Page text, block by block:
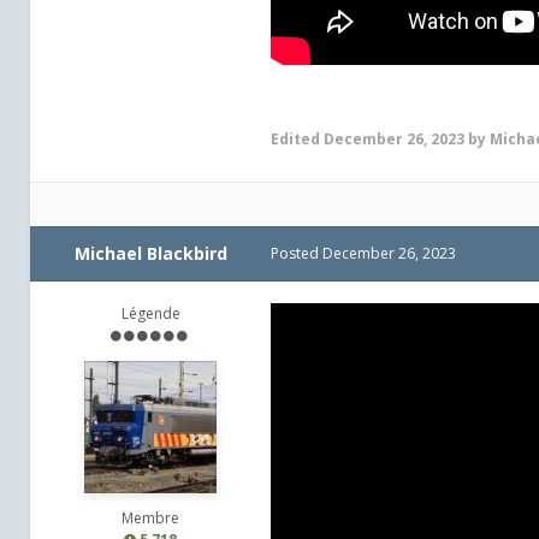
Edited December 26, 2023 by
Michael Blackbird
Légende
Membre
Posted December 26, 2023